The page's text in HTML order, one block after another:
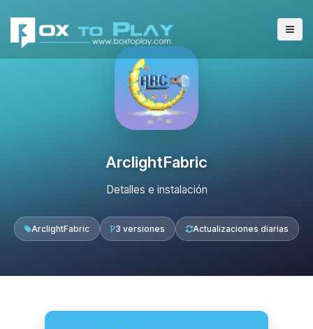
ArclightFabric
Detalles e instalación
ArclightFabric 3 versiones Actualizaciones diarias